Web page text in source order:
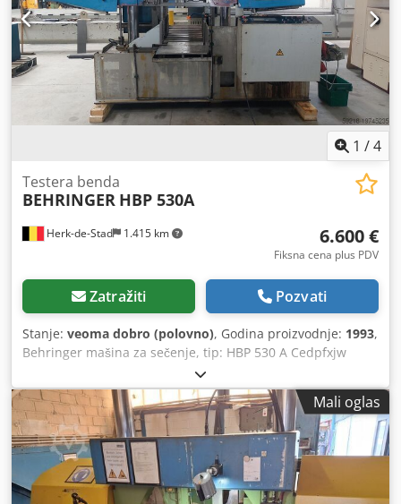
Informacije na ovoj stranici su date prema našim najboljim
saznanjima i, koliko je moguće, dobijene od proizvođača.
Podaci su dati u dobroj veri, ali njihova tačnost ne može
biti garantovana. Shodno tome, ne predstavljaju ponudu
niti ugovorne uslove. Preporučujemo da proverite sve
važne detalje.
1 /4
Herk-de-Stad 1.415 km
Testera benda
BEHRINGER HBP 530A
6.600 €
Fiksna cena plus PDV
Zatražiti Pozvati
Stanje: veoma dobro (polovno), Godina proizvodnje: 1993,
Behringer mašina za sečenje, tip: HBP 530 A Cedpfxjw
Mali oglas